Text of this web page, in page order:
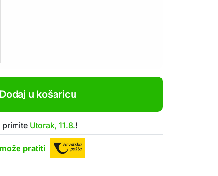
Dodaj u košaricu
primite Utorak, 11.8.!
pratiti